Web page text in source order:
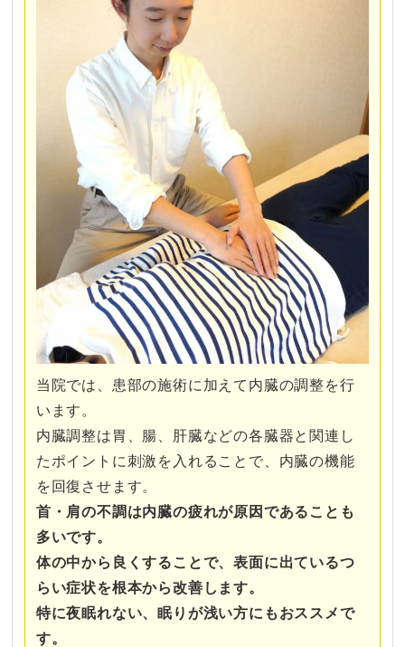
当院では、患部の施術に加えて内臓の調整を行
います。
内臓調整は胃、腸、肝臓などの各臓器と関連し
たポイントに刺激を入れることで、内臓の機能
を回復させます。
首・肩の不調は内臓の疲れが原因であることも
多いです。
体の中から良くすることで、表面に出ているつ
らい症状を根本から改善します。
特に夜眠れない、眠りが浅い方にもおススメで
す。